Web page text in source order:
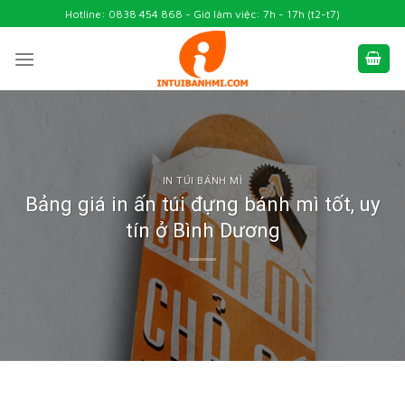
to
content
Hotline: 0838 454 868 - Giờ làm việc: 7h - 17h (t2-t7)
IN TÚI BÁNH MÌ
Bảng giá in ấn túi đựng bánh mì tốt, uy
tín ở Bình Dương